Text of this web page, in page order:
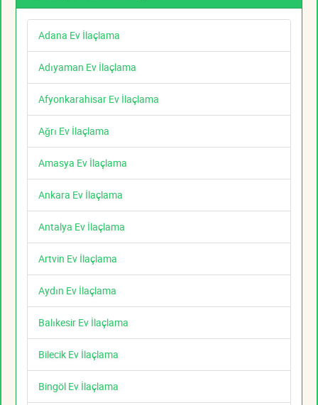
Adana Ev İlaçlama
Adıyaman Ev İlaçlama
Afyonkarahisar Ev İlaçlama
Ağrı Ev İlaçlama
Amasya Ev İlaçlama
Ankara Ev İlaçlama
Antalya Ev İlaçlama
Artvin Ev İlaçlama
Aydın Ev İlaçlama
Balıkesir Ev İlaçlama
Bilecik Ev İlaçlama
Bingöl Ev İlaçlama